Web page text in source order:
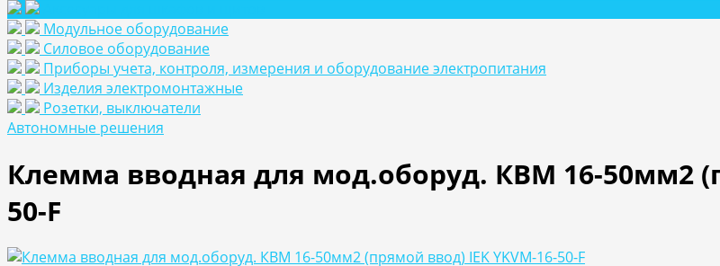
Модульное оборудование
Силовое оборудование
Приборы учета, контроля, измерения и оборудование электропитания
Изделия электромонтажные
Розетки, выключатели
Автономные решения
Клемма вводная для мод.оборуд. КВМ 16-50мм2
50-F